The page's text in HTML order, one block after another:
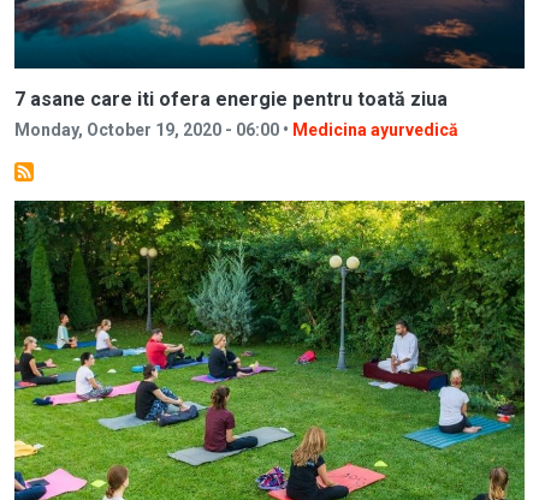
7 asane care iti ofera energie pentru toată ziua
Monday, October 19, 2020 - 06:00 • Medicina ayurvedică
Image